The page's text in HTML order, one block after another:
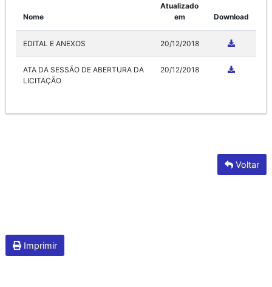
Nome
Atualizado
em
Download
EDITAL E ANEXOS 20/12/2018
ATA DA SESSÃO DE ABERTURA DA
LICITAÇÃO
20/12/2018
Voltar
Imprimir